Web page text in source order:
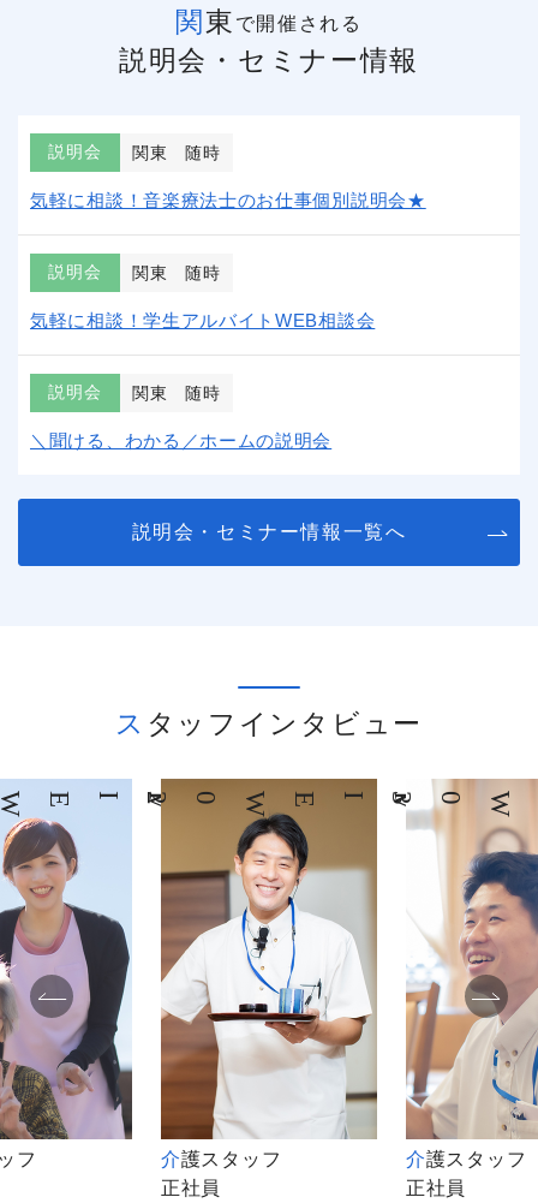
関東 で開催される
説明会・セミナー情報
説明会 関東 随時
気軽に相談！音楽療法士のお仕事個別説明会★
説明会 関東 随時
気軽に相談！学生アルバイトWEB相談会
説明会 関東 随時
＼聞ける、わかる／ホームの説明会
説明会・セミナー情報一覧へ
スタッフインタビュー
INTERVIEW INTERVIEW
フ
02
介護スタッフ
正社員
03
介護スタッフ
正社員